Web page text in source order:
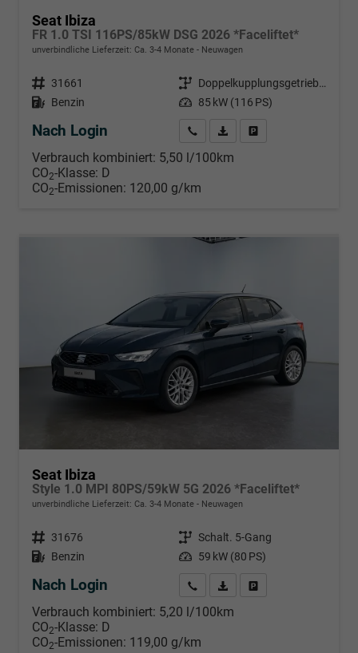
Seat Ibiza
FR 1.0 TSI 116PS/85kW DSG 2026 *Faceliftet*
unverbindliche Lieferzeit: Ca. 3-4 Monate Neuwagen
Fahrzeugnr. 31661 Getriebe
Doppelkupplungsgetriebe (DSG)
Kraftstoff Benzin Leistung 85 kW (116 PS)
Nach Login Wir rufen Sie anPDF-Datei, Fahrzeugexposé
Verbrauch kombiniert: 5,50 l/100km
CO2-Klasse: D
CO2-Emissionen: 120,00 g/km
Seat Ibiza
Style 1.0 MPI 80PS/59kW 5G 2026 *Faceliftet*
unverbindliche Lieferzeit: Ca. 3-4 Monate Neuwagen
Fahrzeugnr. 31676 Getriebe Schalt. 5-Gang
Kraftstoff Benzin Leistung 59 kW (80 PS)
Nach Login Wir rufen Sie anPDF-Datei, Fahrzeugexposé
Verbrauch kombiniert: 5,20 l/100km
CO2-Klasse: D
CO2-Emissionen: 119,00 g/km